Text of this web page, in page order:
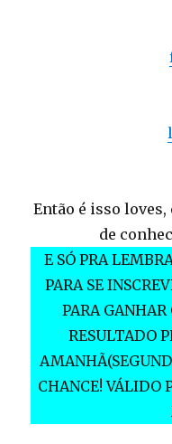
Então é isso
de
E SÓ PRA
PARA SE
PARA GANHAR
RESULTADO
CHANCE! VÁLIDO